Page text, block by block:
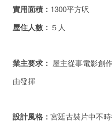
實用面積： 1300平方呎
屋住人數： ５人
業主要求： 屋主從事電影創
由發揮
設計風格： 宮廷古裝片中不